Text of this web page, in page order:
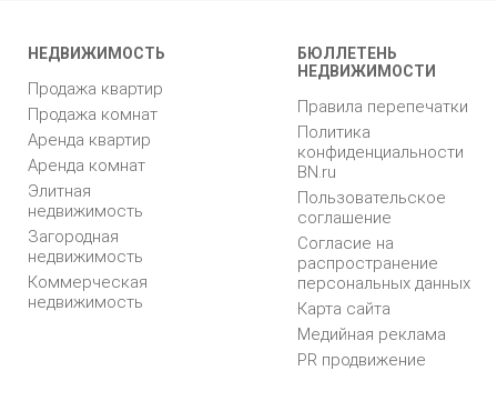
НЕДВИЖИМОСТЬ
Продажа квартир
Продажа комнат
Аренда квартир
Аренда комнат
Элитная
недвижимость
Загородная
недвижимость
Коммерческая
недвижимость
БЮЛЛЕТЕНЬ
НЕДВИЖИМОСТИ
Правила перепечатки
Политика
конфиденциальности
BN.ru
Пользовательское
соглашение
Согласие на
распространение
персональных данных
Карта сайта
Медийная реклама
PR продвижение